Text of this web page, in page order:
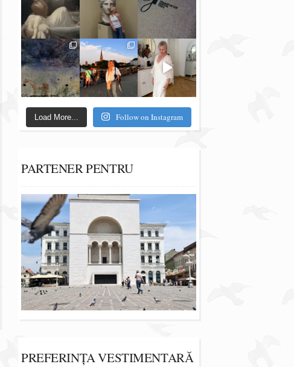
Load More... Follow on Instagram
PARTENER PENTRU
PREFERINȚA VESTIMENTARĂ